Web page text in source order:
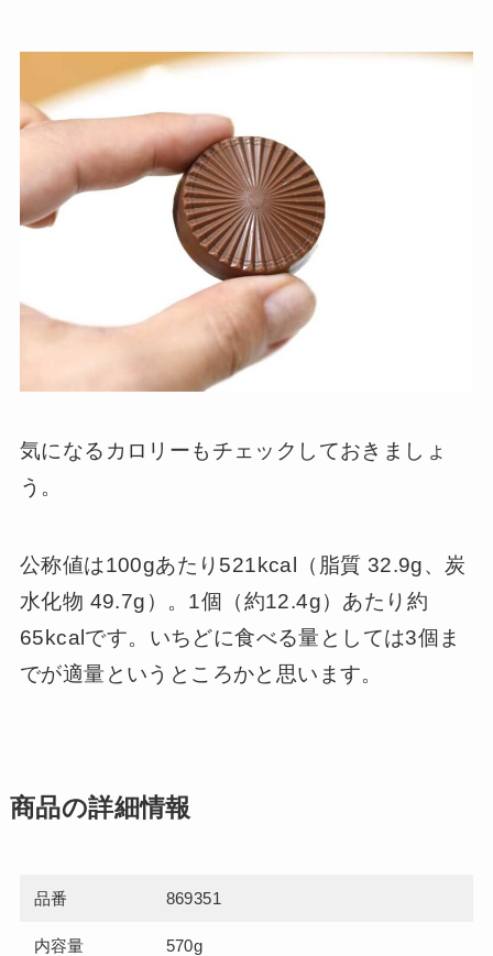
気になるカロリーもチェックしておきましょ
う。
公称値は100gあたり521kcal（脂質 32.9g、炭
水化物 49.7g）。1個（約12.4g）あたり約
65kcalです。いちどに食べる量としては3個ま
でが適量というところかと思います。
商品の詳細情報
品番 869351
内容量 570g